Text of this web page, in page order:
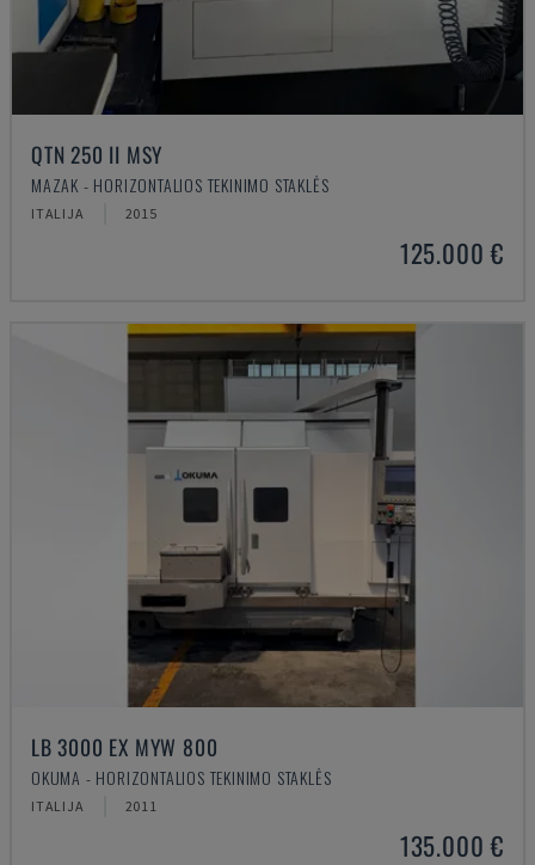
QTN 250 II MSY
MAZAK - HORIZONTALIOS TEKINIMO STAKLĖS
ITALIJA 2015
125.000 €
LB 3000 EX MYW 800
OKUMA - HORIZONTALIOS TEKINIMO STAKLĖS
ITALIJA 2011
135.000 €